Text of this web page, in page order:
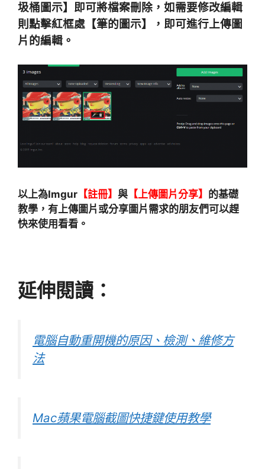
圾桶圖示】即可將檔案刪除，如需要修改編輯
則點擊紅框處【筆的圖示】，即可進行上傳圖
片的編輯。
以上為Imgur 【註冊】 與 【上傳圖片分享】 的基礎
教學，有上傳圖片或分享圖片需求的朋友們可以趕
快來使用看看。
延伸閱讀：
電腦自動重開機的原因、檢測、維修方
法
Mac蘋果電腦截圖快捷鍵使用教學